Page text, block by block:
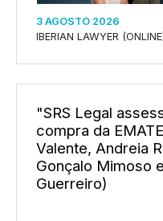
3 AGOSTO 2026
IBERIAN LAWYER
"SRS Legal
compra da
Valente, Andreia
Gonçalo Mimoso
Guerreiro)